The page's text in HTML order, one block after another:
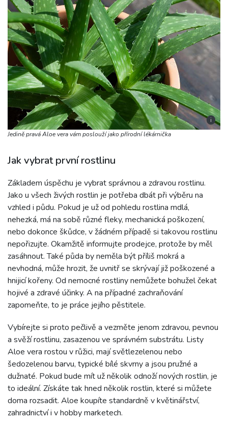
i
Jedině pravá Aloe vera vám poslouží jako přírodní lékárnička
Jak vybrat první rostlinu
Základem úspěchu je vybrat správnou a zdravou rostlinu.
Jako u všech živých rostlin je potřeba dbát při výběru na
vzhled i půdu. Pokud je už od pohledu rostlina mdlá,
nehezká, má na sobě různé fleky, mechanická poškození,
nebo dokonce škůdce, v žádném případě si takovou rostlinu
nepořizujte. Okamžitě informujte prodejce, protože by měl
zasáhnout. Také půda by neměla být příliš mokrá a
nevhodná, může hrozit, že uvnitř se skrývají již poškozené a
hnijicí kořeny. Od nemocné rostliny nemůžete bohužel čekat
hojivé a zdravé účinky. A na případné zachraňování
zapomeňte, to je práce jejího pěstitele.
Vybírejte si proto pečlivě a vezměte jenom zdravou, pevnou
a svěží rostlinu, zasazenou ve správném substrátu. Listy
Aloe vera rostou v růžici, mají světlezelenou nebo
šedozelenou barvu, typické bílé skvrny a jsou pružné a
dužnaté. Pokud bude mít už několik odnoží nových rostlin, je
to ideální. Získáte tak hned několik rostlin, které si můžete
doma rozsadit. Aloe koupíte standardně v květinářství,
zahradnictví i v hobby marketech.